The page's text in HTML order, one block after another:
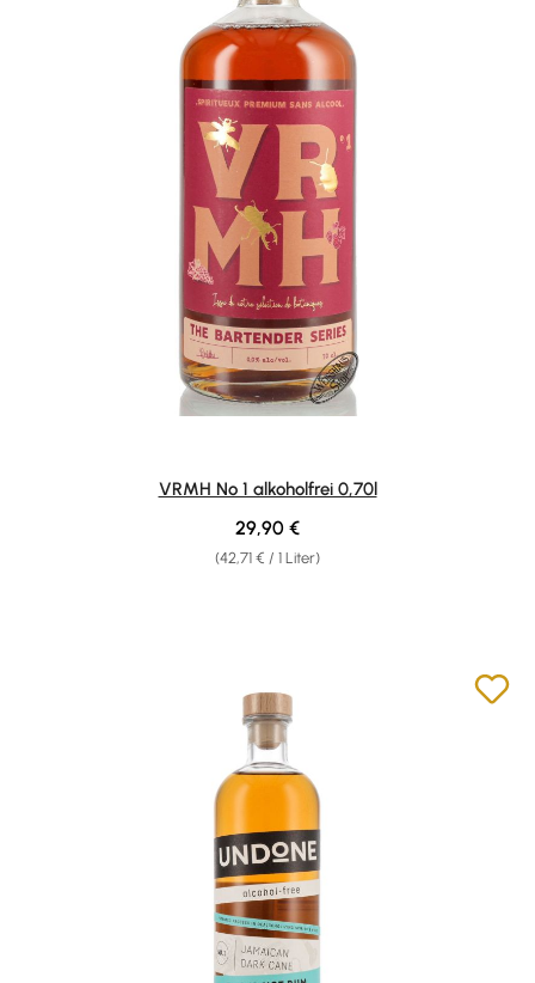
VRMH No 1 alkoholfrei 0,70l
(42,71 € / 1 Liter)
Regulärer Preis:
29,90 €